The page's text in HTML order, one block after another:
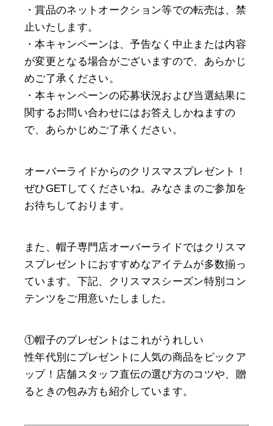
・賞品のネットオークション等での転売は、禁
止いたします。
・本キャンペーンは、予告なく中止または内容
が変更となる場合がございますので、あらかじ
めご了承ください。
・本キャンペーンの応募状況および当選結果に
関するお問い合わせにはお答えしかねますの
で、あらかじめご了承ください。
オーバーライドからのクリスマスプレゼント！
ぜひGETしてくださいね。みなさまのご参加を
お待ちしております。
また、帽子専門店オーバーライドではクリスマ
スプレゼントにおすすめなアイテムが多数揃っ
ています。下記、クリスマスシーズン特別コン
テンツをご用意いたしました。
①帽子のプレゼントはこれがうれしい
性年代別にプレゼントに人気の商品をピックア
ップ！店舗スタッフ直伝の選び方のコツや、贈
るときの包み方も紹介しています。